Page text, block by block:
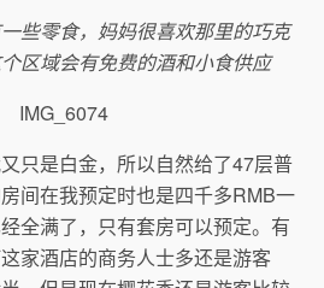
些零食，妈妈很喜欢那里的巧克
区域会有免费的酒和小食供应
只是白金，所以自然给了47层普
间在我预定时也是四千多RMB一
全满了，只有套房可以预定。有
家酒店的商务人士多还是游客